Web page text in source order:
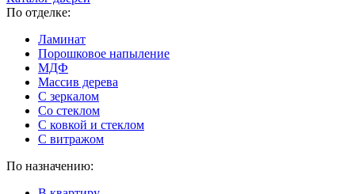
По отделке:
Ламинат
Порошковое напыление
МДФ
Массив дерева
С зеркалом
Со стеклом
С ковкой и стеклом
С витражом
По назначению: